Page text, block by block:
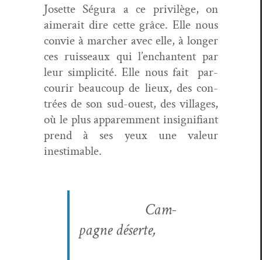
Josette Ségu­ra a ce priv­ilège, on
aimerait dire cette grâce. Elle nous
con­vie à marcher avec elle, à longer
ces ruis­seaux qui l’enchantent par
leur sim­plic­ité. Elle nous fait par­
courir beau­coup de lieux, des con­
trées de son sud-ouest, des vil­lages,
où le plus apparem­ment insignifi­ant
prend à ses yeux une valeur
inestimable.
Cam­
pagne déserte,